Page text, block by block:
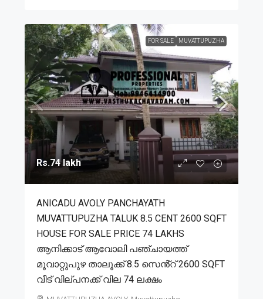
FOR SALE MUVATTUPUZHA
Rs.74 lakh
ANICADU AVOLY PANCHAYATH
MUVATTUPUZHA TALUK 8.5 CENT 2600 SQFT
HOUSE FOR SALE PRICE 74 LAKHS
ആനിക്കാട് ആവോലി പഞ്ചായത്ത്
മൂവാറ്റുപുഴ താലൂക്ക് 8.5 സെൻ്റ് 2600 SQFT
വീട് വില്പനക്ക് വില 74 ലക്ഷം